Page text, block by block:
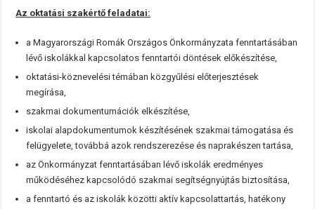
Az oktatási szakértő feladatai:
a Magyarországi Romák Országos Önkormányzata fenntartásában
lévő iskolákkal kapcsolatos fenntartói döntések előkészítése,
oktatási-köznevelési témában közgyűlési előterjesztések
megírása,
szakmai dokumentumációk elkészítése,
iskolai alapdokumentumok készítésének szakmai támogatása és
felügyelete, továbbá azok rendszerezése és naprakészen tartása,
az Önkormányzat fenntartásában lévő iskolák eredményes
működéséhez kapcsolódó szakmai segítségnyújtás biztosítása,
a fenntartó és az iskolák közötti aktív kapcsolattartás, hatékony